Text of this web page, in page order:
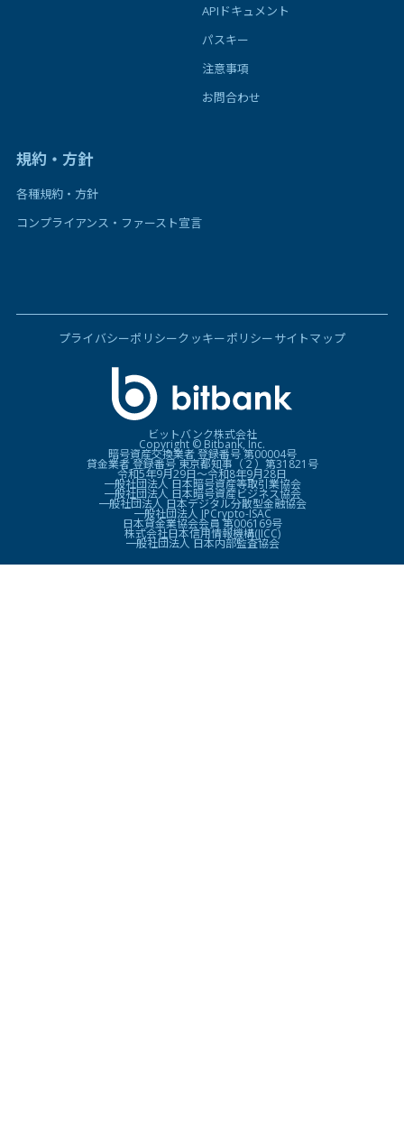
APIドキュメント
パスキー
注意事項
お問合わせ
規約・方針
各種規約・方針
コンプライアンス・ファースト宣言
プライバシーポリシークッキーポリシーサイトマップ
ビットバンク株式会社
Copyright © Bitbank, Inc.
暗号資産交換業者 登録番号 第00004号
貸金業者 登録番号 東京都知事（２）第31821号
令和5年9月29日〜令和8年9月28日
一般社団法人 日本暗号資産等取引業協会
一般社団法人 日本暗号資産ビジネス協会
一般社団法人 日本デジタル分散型金融協会
一般社団法人 JPCrypto-ISAC
日本貸金業協会会員 第006169号
株式会社日本信用情報機構(JICC)
一般社団法人 日本内部監査協会